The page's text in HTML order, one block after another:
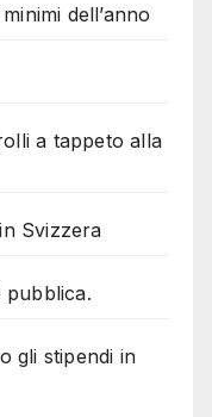
dell’anno
a tappeto alla
Svizzera
pubblica.
gli stipendi in